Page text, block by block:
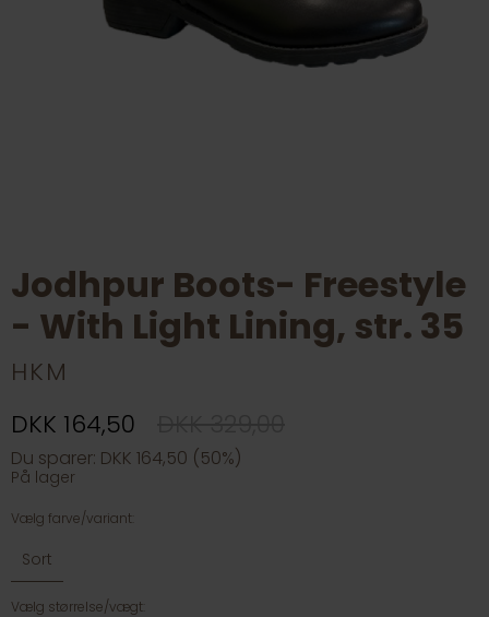
Jodhpur Boots- Freestyle
- With Light Lining, str. 35
HKM
Du sparer: DKK 164,50 (50%)
DKK 164,50
På lager
Vælg farve/variant:
Sort
Vælg størrelse/vægt: